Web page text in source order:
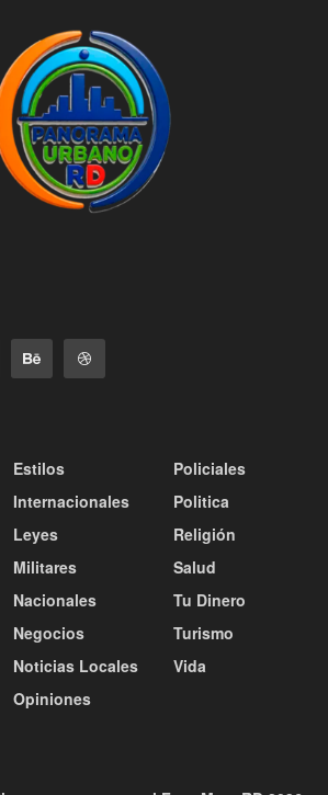
Estilos
Internacionales
Leyes
Militares
Nacionales
Negocios
Noticias Locales
Opiniones
Policiales
Politica
Religión
Salud
Tu Dinero
Turismo
Vida